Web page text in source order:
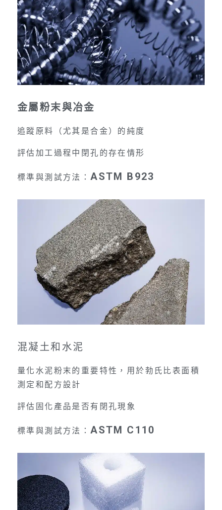
金屬粉末與冶金
追蹤原料（尤其是合金）的純度
評估加工過程中閉孔的存在情形
標準與測試方法：ASTM B923
混凝土和水泥
量化水泥粉末的重要特性，用於勃氏比表面積
測定和配方設計
評估固化產品是否有閉孔現象
標準與測試方法：ASTM C110